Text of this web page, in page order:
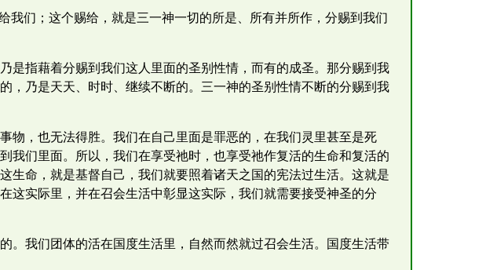
我们；这个赐给，就是三一神一切的所是、所有并所作，分赐到我们
是指藉着分赐到我们这人里面的圣别性情，而有的成圣。那分赐到我
，乃是天天、时时、继续不断的。三一神的圣别性情不断的分赐到我
物，也无法得胜。我们在自己里面是罪恶的，在我们灵里甚至是死
我们里面。所以，我们在享受祂时，也享受祂作复活的生命和复活的
生命，就是基督自己，我们就要照着诸天之国的宪法过生活。这就是
这实际里，并在召会生活中彰显这实际，我们就需要接受神圣的分
。我们团体的活在国度生活里，自然而然就过召会生活。国度生活带